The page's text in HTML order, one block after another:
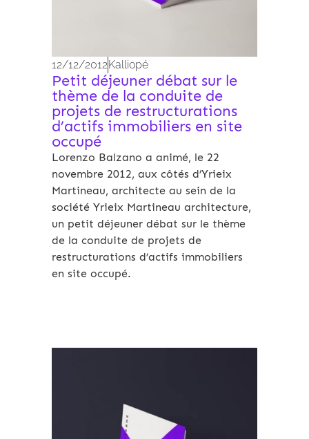
12/12/2012Kalliopé
Petit déjeuner débat sur le
thème de la conduite de
projets de restructurations
d’actifs immobiliers en site
occupé
Lorenzo Balzano a animé, le 22
novembre 2012, aux côtés d’Yrieix
Martineau, architecte au sein de la
société Yrieix Martineau architecture,
un petit déjeuner débat sur le thème
de la conduite de projets de
restructurations d’actifs immobiliers
en site occupé.